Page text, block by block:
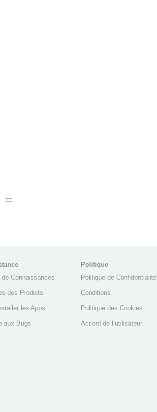
de Connaissances
des Produits
les Apps
aux Bugs
Politique
Politique de Confidentialité
Conditions
Politique des Cookies
Accord de l’utilisateur